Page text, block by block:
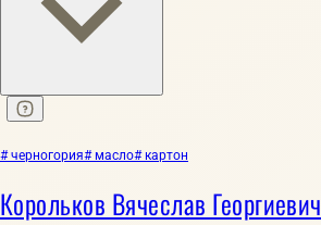
# черногория# масло# картон
Корольков Вячеслав Георгиевич